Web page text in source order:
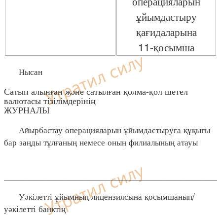
ұйымдастыру
қағидаларына
11-қосымша
Нысан
Сатып алынған және сатылған қолма-қол шетел
валютасы тізілімдерінің
ЖУРНАЛЫ
Айырбастау операцияларын ұйымдастыруға құқығы
бар заңды тұлғаның немесе оның филиалының атауы
Уәкілетті ұйымның лицензиясына қосымшаның/
уәкілетті банктің